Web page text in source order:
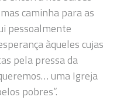
caminha para as
pessoalmente
àqueles cujas
pela pressa da
uma Igreja
pobres”.